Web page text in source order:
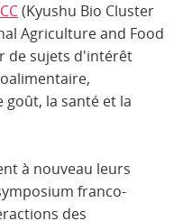
(Kyushu Bio Cluster
Agriculture and Food
de sujets d'intérêt
la santé et la
à nouveau leurs
franco-
des